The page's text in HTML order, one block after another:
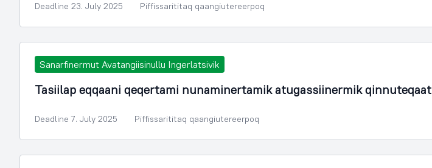
Deadline 23. July 2025 Piffissarititaq qaangiutereerpoq
Sanarfinermut Avatangiisinullu Ingerlatsivik
Tasiilap eqqaani qeqertami nunaminertamik atugassiinermik qinnuteqaat
Deadline 7. July 2025 Piffissarititaq qaangiutereerpoq